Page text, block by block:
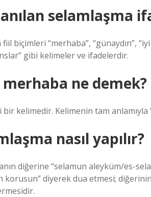
selamlaşma
biçimleri “merhaba”, “günaydın”,
gibi kelimeler ve ifadelerdir.
merhaba ne demek?
kelimedir. Kelimenin tam anlamıyla
nasıl yapılır?
diğerine “selamun aleyküm/es-
diyerek dua etmesi;